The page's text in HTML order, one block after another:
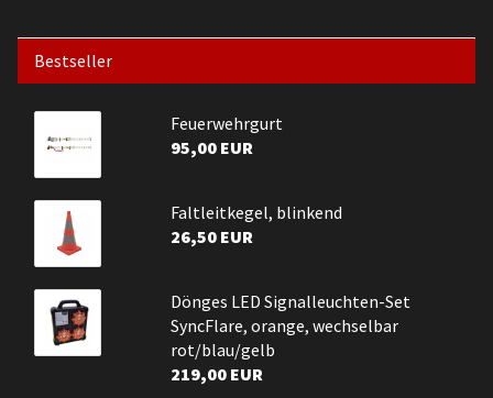
Bestseller
Feuerwehrgurt
95,00 EUR
Faltleitkegel, blinkend
26,50 EUR
Dönges LED Signalleuchten-Set
SyncFlare, orange, wechselbar
rot/blau/gelb
219,00 EUR